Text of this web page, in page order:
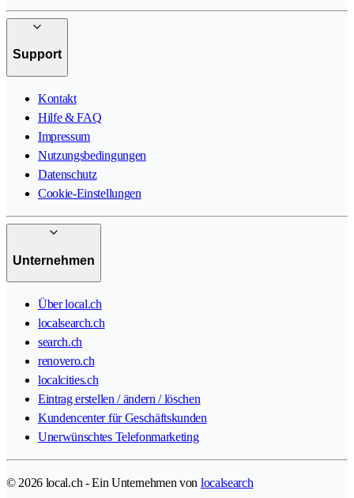
Support
Kontakt
Hilfe & FAQ
Impressum
Nutzungsbedingungen
Datenschutz
Cookie-Einstellungen
Unternehmen
Über local.ch
localsearch.ch
search.ch
renovero.ch
localcities.ch
Eintrag erstellen / ändern / löschen
Kundencenter für Geschäftskunden
Unerwünschtes Telefonmarketing
© 2026 local.ch - Ein Unternehmen von localsearch